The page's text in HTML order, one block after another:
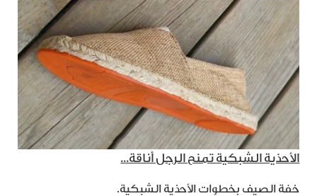
الأحذية الشبكية تمنح الرجل أناقة...
خفة الصيف بخطوات الأحذية الشبكية.